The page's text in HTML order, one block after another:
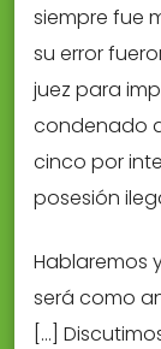
siempre fue
su error
juez para
condenado
cinco por
posesión
será como
[…]